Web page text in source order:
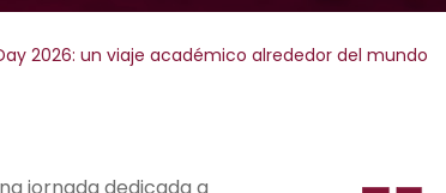
2026: un viaje académico alrededor del mundo